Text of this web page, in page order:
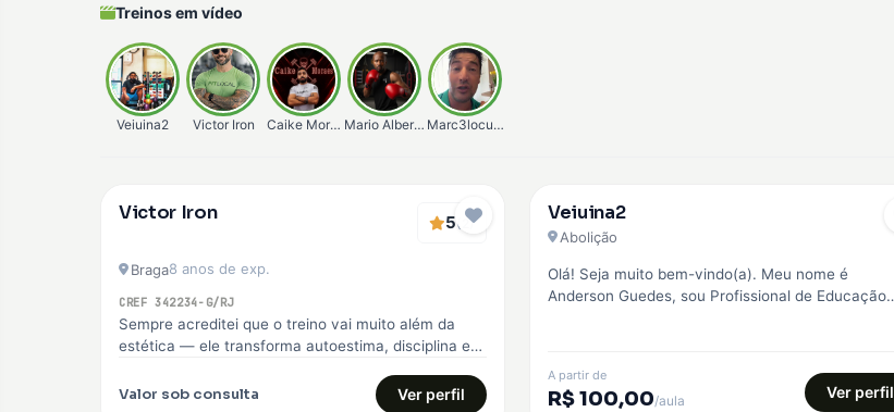
Treinos em vídeo
Veiuina2 Victor Iron Caike MoraesMario Alberto Marc3locunha
Premium
Victor Iron 5(2)
Braga8 anos de exp.
CREF 342234-G/RJ
Sempre acreditei que o treino vai muito além da
estética — ele transforma autoestima, disciplina e
Valor sob consulta Ver perfil
Pro
Veiuina2
Abolição
Olá! Seja muito bem-vindo(a). Meu nome é
Anderson Guedes, sou Profissional de Educação
A partir de
R$ 100,00/aula Ver perfil